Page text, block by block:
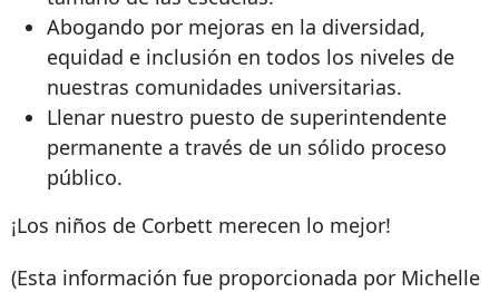
Abogando por mejoras en la diversidad,
equidad e inclusión en todos los niveles de
nuestras comunidades universitarias.
Llenar nuestro puesto de superintendente
permanente a través de un sólido proceso
público.
¡Los niños de Corbett merecen lo mejor!
(Esta información fue proporcionada por Michelle